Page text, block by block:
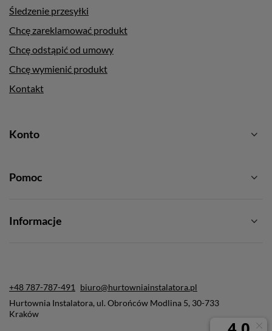
Śledzenie przesyłki
Chcę zareklamować produkt
Chcę odstąpić od umowy
Chcę wymienić produkt
Kontakt
Konto
Pomoc
Informacje
+48 787-787-491
biuro@hurtowniainstalatora.pl
Hurtownia Instalatora, ul. Obrońców Modlina 5, 30-733
Kraków